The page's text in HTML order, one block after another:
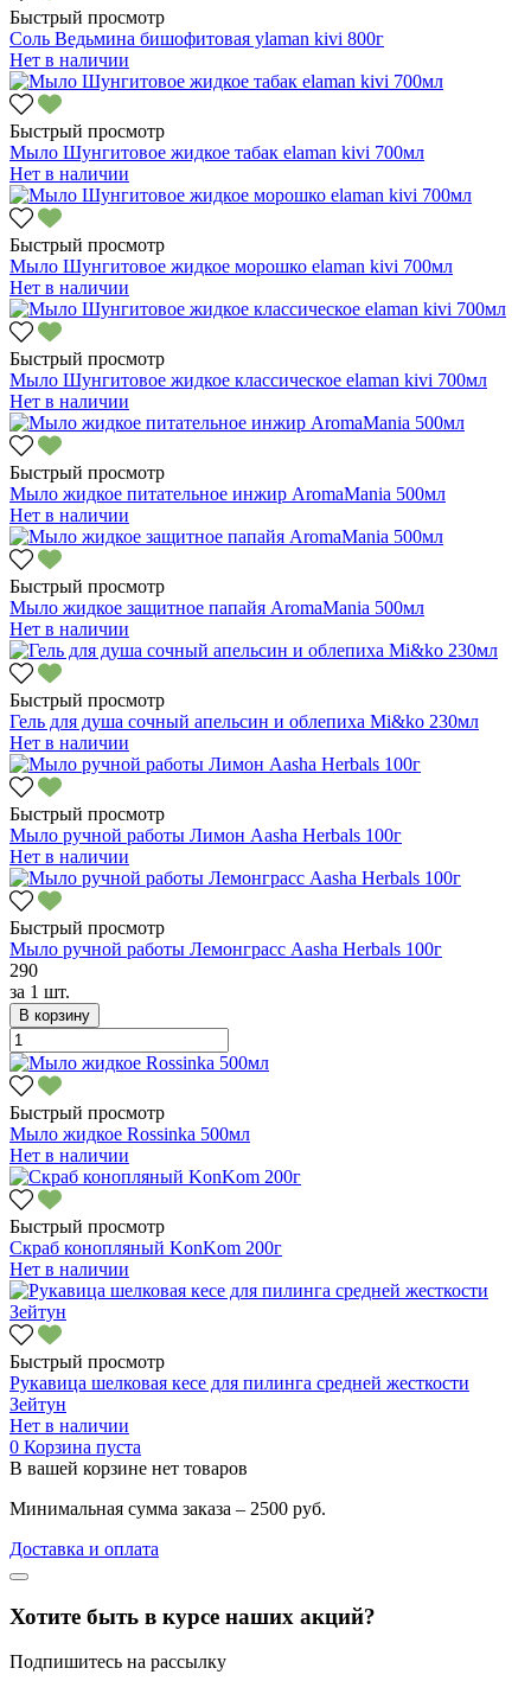
Быстрый просмотр
Соль Ведьмина бишофитовая уlaman kivi 800г
Нет в наличии
Быстрый просмотр
Мыло Шунгитовое жидкое табак elaman kivi 700мл
Нет в наличии
Быстрый просмотр
Мыло Шунгитовое жидкое морошко elaman kivi 700мл
Нет в наличии
Быстрый просмотр
Мыло Шунгитовое жидкое классическое elaman kivi 700мл
Нет в наличии
Быстрый просмотр
Мыло жидкое питательное инжир AromaMania 500мл
Нет в наличии
Быстрый просмотр
Мыло жидкое защитное папайя AromaMania 500мл
Нет в наличии
Быстрый просмотр
Гель для душа сочный апельсин и облепиха Mi&ko 230мл
Нет в наличии
Быстрый просмотр
Мыло ручной работы Лимон Aasha Herbals 100г
Нет в наличии
Быстрый просмотр
Мыло ручной работы Лемонграсс Aasha Herbals 100г
290
за 1 шт.
В корзину
Быстрый просмотр
Мыло жидкое Rossinka 500мл
Нет в наличии
Быстрый просмотр
Скраб конопляный KonKom 200г
Нет в наличии
Быстрый просмотр
Рукавица шелковая кесе для пилинга средней жесткости
Зейтун
Нет в наличии
0 Корзина пуста
В вашей корзине нет товаров
Минимальная сумма заказа – 2500 руб.
Доставка и оплата
Хотите быть в курсе наших акций?
Подпишитесь на рассылку